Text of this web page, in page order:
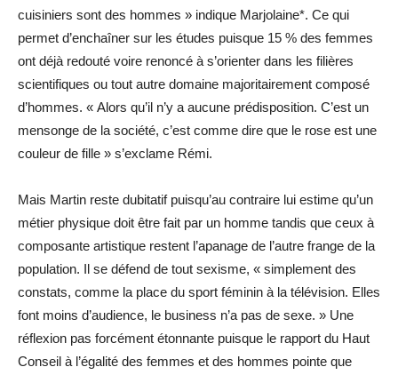
cuisiniers sont des hommes » indique Marjolaine*. Ce qui
permet d’enchaîner sur les études puisque 15 % des femmes
ont déjà redouté voire renoncé à s’orienter dans les filières
scientifiques ou tout autre domaine majoritairement composé
d’hommes. « Alors qu’il n’y a aucune prédisposition. C’est un
mensonge de la société, c’est comme dire que le rose est une
couleur de fille » s’exclame Rémi.
Mais Martin reste dubitatif puisqu’au contraire lui estime qu’un
métier physique doit être fait par un homme tandis que ceux à
composante artistique restent l’apanage de l’autre frange de la
population. Il se défend de tout sexisme, « simplement des
constats, comme la place du sport féminin à la télévision. Elles
font moins d’audience, le business n’a pas de sexe. » Une
réflexion pas forcément étonnante puisque le rapport du Haut
Conseil à l’égalité des femmes et des hommes pointe que